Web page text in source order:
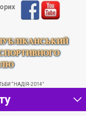
“НАДІЯ-2014”